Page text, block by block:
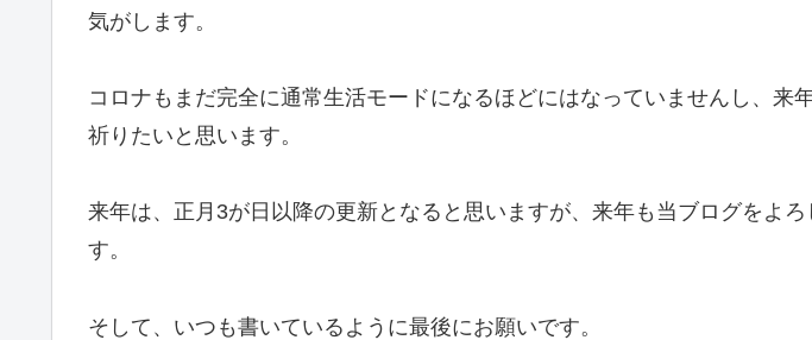
気がします。
コロナもまだ完全に通常生活モードになるほどにはなっていませんし、来
祈りたいと思います。
来年は、正月3が日以降の更新となると思いますが、来年も当ブログをよろ
す。
そして、いつも書いているように最後にお願いです。